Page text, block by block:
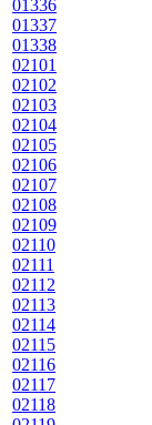
01336
01337
01338
02101
02102
02103
02104
02105
02106
02107
02108
02109
02110
02111
02112
02113
02114
02115
02116
02117
02118